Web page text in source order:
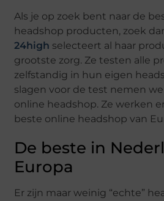
Als je op zoek bent naar de
headshop producten, zoek
24high selecteert al haar
grootste zorg. Ze testen alle
zelfstandig in hun eigen
slagen voor de test nemen
online headshop. Ze werken
beste online headshop van
De beste in
Europa
Er zijn maar weinig “echte”